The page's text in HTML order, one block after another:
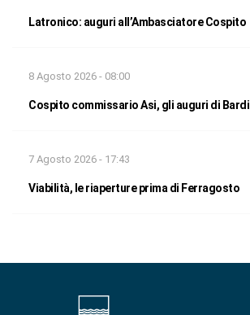
Latronico: auguri all’Ambasciatore Cospito
8 Agosto 2026 - 08:00
Cospito commissario Asi, gli auguri di Bardi
7 Agosto 2026 - 17:43
Viabilità, le riaperture prima di Ferragosto